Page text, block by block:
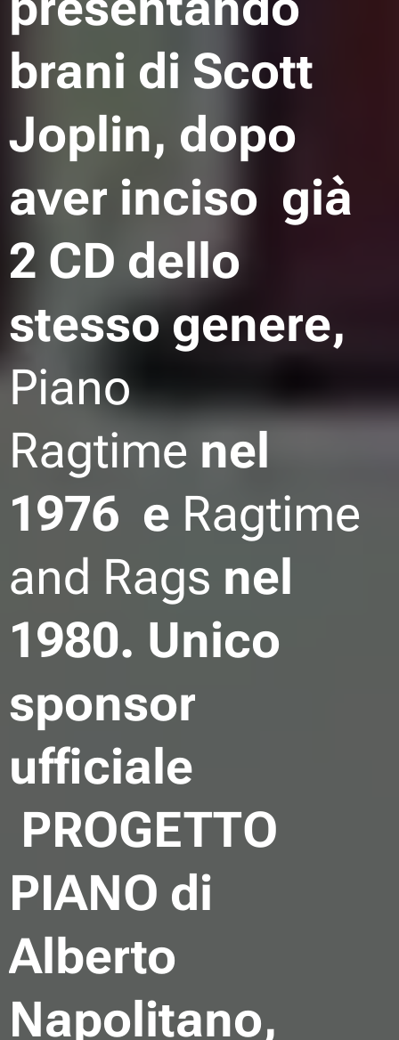
brani di Scott
Joplin, dopo
aver inciso già
2 CD dello
stesso genere,
Piano
Ragtime nel
1976 e Ragtime
and Rags nel
1980. Unico
sponsor
ufficiale
PROGETTO
PIANO di
Alberto
Napolitano,